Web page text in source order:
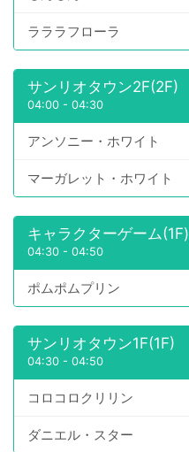
ラララフローラ
サンリオタウン2F(2F)
04:00 - 04:30
アンソニー・ホワイト
マーガレット・ホワイト
キャラクターゲーム(1F)
04:30 - 04:50
ポムポムプリン
サンリオタウン1F(1F)
04:30 - 04:50
コロコロクリリン
ダニエル・スター